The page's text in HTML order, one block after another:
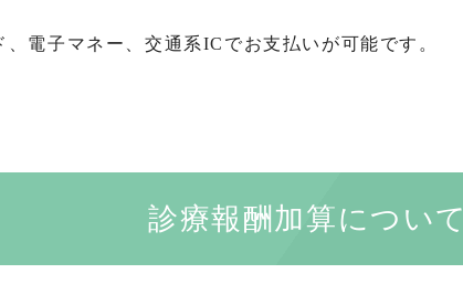
電子マネー、交通系ICでお支払いが可能です。
診療報酬加算について